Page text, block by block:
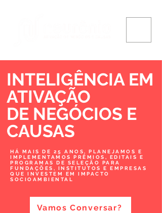
INTELIGÊNCIA EM
ATIVAÇÃO
DE NEGÓCIOS E
CAUSAS
HÁ MAIS DE 25 ANOS, PLANEJAMOS E
IMPLEMENTAMOS PRÊMIOS, EDITAIS E
PROGRAMAS DE SELEÇÃO PARA
FUNDAÇÕES, INSTITUTOS E EMPRESAS
QUE INVESTEM EM IMPACTO
SOCIOAMBIENTAL
Vamos Conversar?